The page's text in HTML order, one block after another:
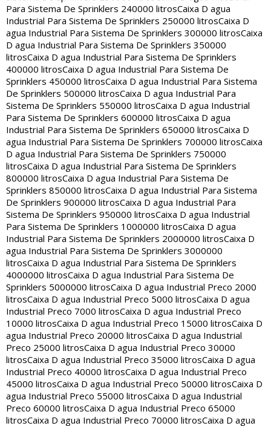
Para Sistema De Sprinklers 240000 litrosCaixa D agua
Industrial Para Sistema De Sprinklers 250000 litrosCaixa D
agua Industrial Para Sistema De Sprinklers 300000 litrosCaixa
D agua Industrial Para Sistema De Sprinklers 350000
litrosCaixa D agua Industrial Para Sistema De Sprinklers
400000 litrosCaixa D agua Industrial Para Sistema De
Sprinklers 450000 litrosCaixa D agua Industrial Para Sistema
De Sprinklers 500000 litrosCaixa D agua Industrial Para
Sistema De Sprinklers 550000 litrosCaixa D agua Industrial
Para Sistema De Sprinklers 600000 litrosCaixa D agua
Industrial Para Sistema De Sprinklers 650000 litrosCaixa D
agua Industrial Para Sistema De Sprinklers 700000 litrosCaixa
D agua Industrial Para Sistema De Sprinklers 750000
litrosCaixa D agua Industrial Para Sistema De Sprinklers
800000 litrosCaixa D agua Industrial Para Sistema De
Sprinklers 850000 litrosCaixa D agua Industrial Para Sistema
De Sprinklers 900000 litrosCaixa D agua Industrial Para
Sistema De Sprinklers 950000 litrosCaixa D agua Industrial
Para Sistema De Sprinklers 1000000 litrosCaixa D agua
Industrial Para Sistema De Sprinklers 2000000 litrosCaixa D
agua Industrial Para Sistema De Sprinklers 3000000
litrosCaixa D agua Industrial Para Sistema De Sprinklers
4000000 litrosCaixa D agua Industrial Para Sistema De
Sprinklers 5000000 litrosCaixa D agua Industrial Preco 2000
litrosCaixa D agua Industrial Preco 5000 litrosCaixa D agua
Industrial Preco 7000 litrosCaixa D agua Industrial Preco
10000 litrosCaixa D agua Industrial Preco 15000 litrosCaixa D
agua Industrial Preco 20000 litrosCaixa D agua Industrial
Preco 25000 litrosCaixa D agua Industrial Preco 30000
litrosCaixa D agua Industrial Preco 35000 litrosCaixa D agua
Industrial Preco 40000 litrosCaixa D agua Industrial Preco
45000 litrosCaixa D agua Industrial Preco 50000 litrosCaixa D
agua Industrial Preco 55000 litrosCaixa D agua Industrial
Preco 60000 litrosCaixa D agua Industrial Preco 65000
litrosCaixa D agua Industrial Preco 70000 litrosCaixa D agua